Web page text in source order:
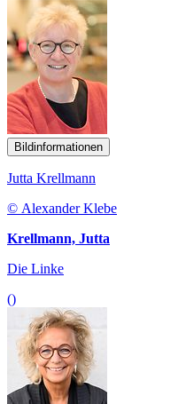
Bildinformationen
Jutta Krellmann
© Alexander Klebe
Krellmann, Jutta
Die Linke
()